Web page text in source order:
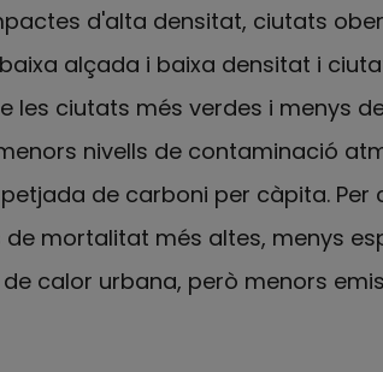
d'alta densitat, ciutats
alçada i baixa densitat i
les ciutats més verdes i menys
nivells de contaminació
de carboni per càpita.
de mortalitat més altes, menys
calor urbana, però menors